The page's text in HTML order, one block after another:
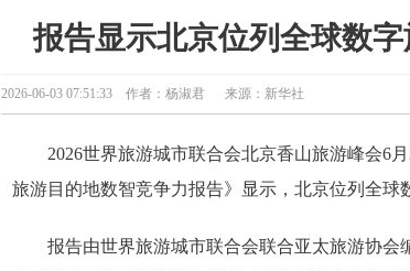
报告显示北京位列全球数
2026-06-03 07:51:33 作者：杨淑君 来源：新华社
2026世界旅游城市联合会北京香山旅游峰会6
旅游目的地数智竞争力报告》显示，北京位列全球
报告由世界旅游城市联合会联合亚太旅游协会